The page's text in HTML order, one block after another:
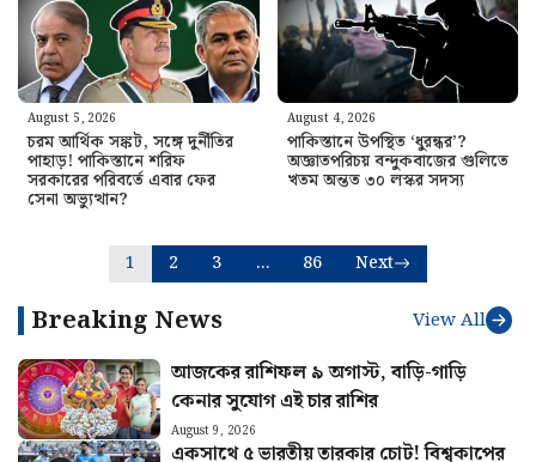
August 5, 2026
চরম আর্থিক সঙ্কট, সঙ্গে দুর্নীতির
পাহাড়! পাকিস্তানে শরিফ
সরকারের পরিবর্তে এবার ফের
সেনা অভ্যুত্থান?
August 4, 2026
পাকিস্তানে উপস্থিত ‘ধুরন্ধর’?
অজ্ঞাতপরিচয় বন্দুকবাজের গুলিতে
খতম অন্তত ৩০ লস্কর সদস্য
1 2 3 … 86 Next
Breaking News View All
আজকের রাশিফল ৯ অগাস্ট, বাড়ি-গাড়ি
কেনার সুযোগ এই চার রাশির
August 9, 2026
একসাথে ৫ ভারতীয় তারকার চোট! বিশ্বকাপের